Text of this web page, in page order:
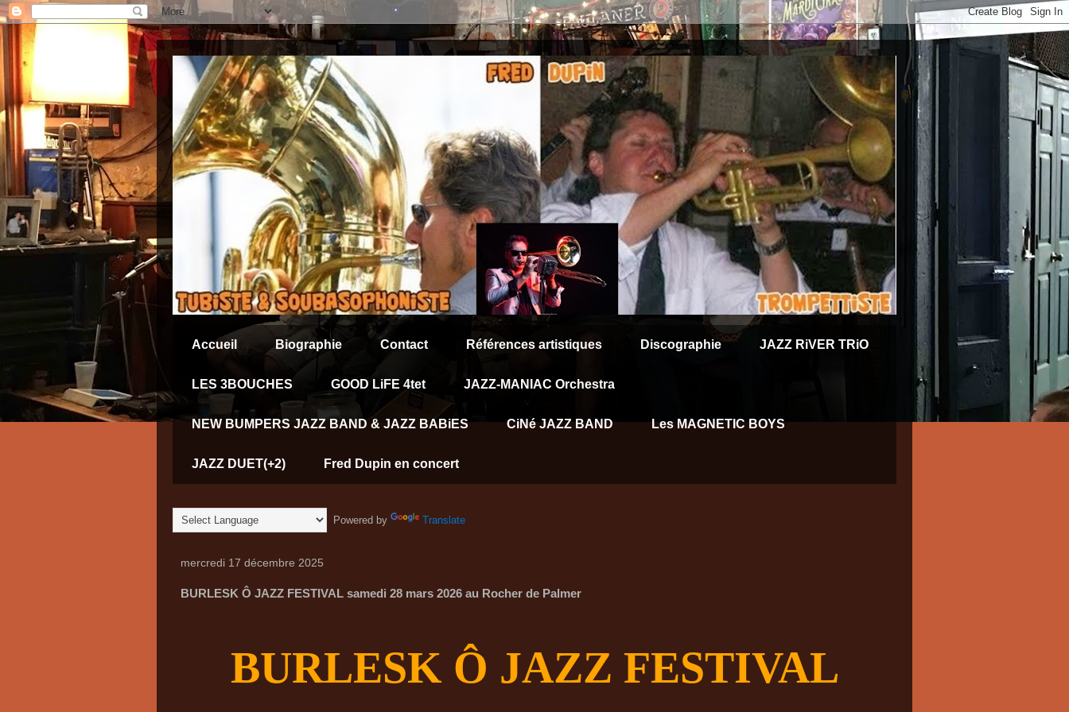
Accueil Biographie Contact Références artistiques Discographie JAZZ RiVER TRiO
LES 3BOUCHES GOOD LiFE 4tet JAZZ-MANIAC Orchestra
NEW BUMPERS JAZZ BAND & JAZZ BABiES CiNé JAZZ BAND Les MAGNETIC BOYS
JAZZ DUET(+2) Fred Dupin en concert
Powered by Translate
mercredi 17 décembre 2025
BURLESK Ô JAZZ FESTIVAL samedi 28 mars 2026 au Rocher de Palmer
BURLESK Ô JAZZ FESTIVAL